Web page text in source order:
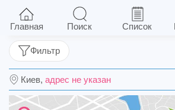
Линекс форте капс. №14
Киев, адрес не указан
Фильтр
Главная Поиск Список